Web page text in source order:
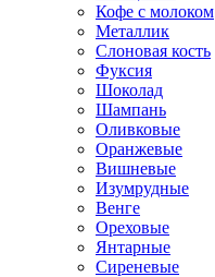
Кофе с молоком
Металлик
Слоновая кость
Фуксия
Шоколад
Шампань
Оливковые
Оранжевые
Вишневые
Изумрудные
Венге
Ореховые
Янтарные
Сиреневые